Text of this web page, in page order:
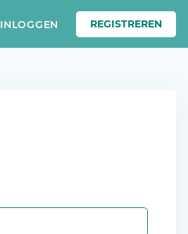
INLOGGEN REGISTREREN